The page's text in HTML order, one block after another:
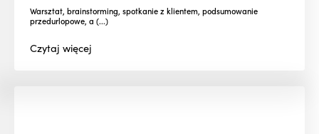
Warsztat, brainstorming, spotkanie z klientem, podsumowanie
przedurlopowe, a (...)
Czytajwięcej